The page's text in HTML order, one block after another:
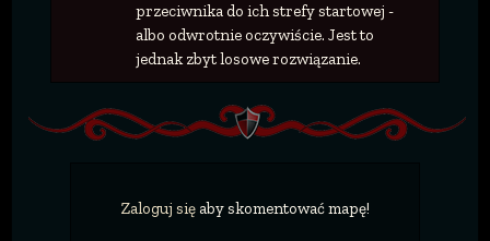
przeciwnika do ich strefy startowej -
albo odwrotnie oczywiście. Jest to
jednak zbyt losowe rozwiązanie.
Zaloguj sięaby skomentować mapę!